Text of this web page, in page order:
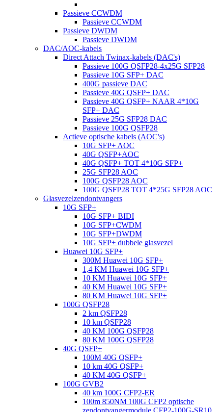
Passieve CCWDM
Passieve CCWDM
Passieve DWDM
Passieve DWDM
DAC/AOC-kabels
Direct Attach Twinax-kabels (DAC's)
Passieve 100G QSFP28-4x25G SFP28
Passieve 10G SFP+ DAC
400G passieve DAC
Passieve 40G QSFP+ DAC
Passieve 40G QSFP+ NAAR 4*10G
SFP+ DAC
Passieve 25G SFP28 DAC
Passieve 100G QSFP28
Actieve optische kabels (AOC's)
10G SFP+ AOC
40G QSFP+AOC
40G QSFP+ TOT 4*10G SFP+
25G SFP28 AOC
100G QSFP28 AOC
100G QSFP28 TOT 4*25G SFP28 AOC
Glasvezelzendontvangers
10G SFP+
10G SFP+ BIDI
10G SFP+CWDM
10G SFP+DWDM
10G SFP+ dubbele glasvezel
Huawei 10G SFP+
300M Huawei 10G SFP+
1,4 KM Huawei 10G SFP+
10 KM Huawei 10G SFP+
40 KM Huawei 10G SFP+
80 KM Huawei 10G SFP+
100G QSFP28
2 km QSFP28
10 km QSFP28
40 KM 100G QSFP28
80 KM 100G QSFP28
40G QSFP+
100M 40G QSFP+
10 km 40G QSFP+
40 KM 40G QSFP+
100G GVB2
40 km 100G CFP2-ER
100m 850NM 100G CFP2 optische
zendontvangermodule CFP2-100G-SR10